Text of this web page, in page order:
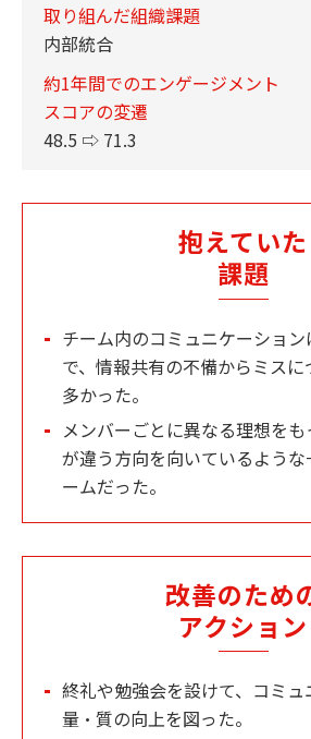
取り組んだ組織課題
内部統合
約1年間でのエンゲージメント
スコアの変遷
48.5 ⇨ 71.3
抱えていた
課題
チーム内のコミュニケーショ
で、情報共有の不備からミスに
多かった。
メンバーごとに異なる理想を
が違う方向を向いているよう
ームだった。
改善のため
アクション
終礼や勉強会を設けて、コミ
量・質の向上を図った。